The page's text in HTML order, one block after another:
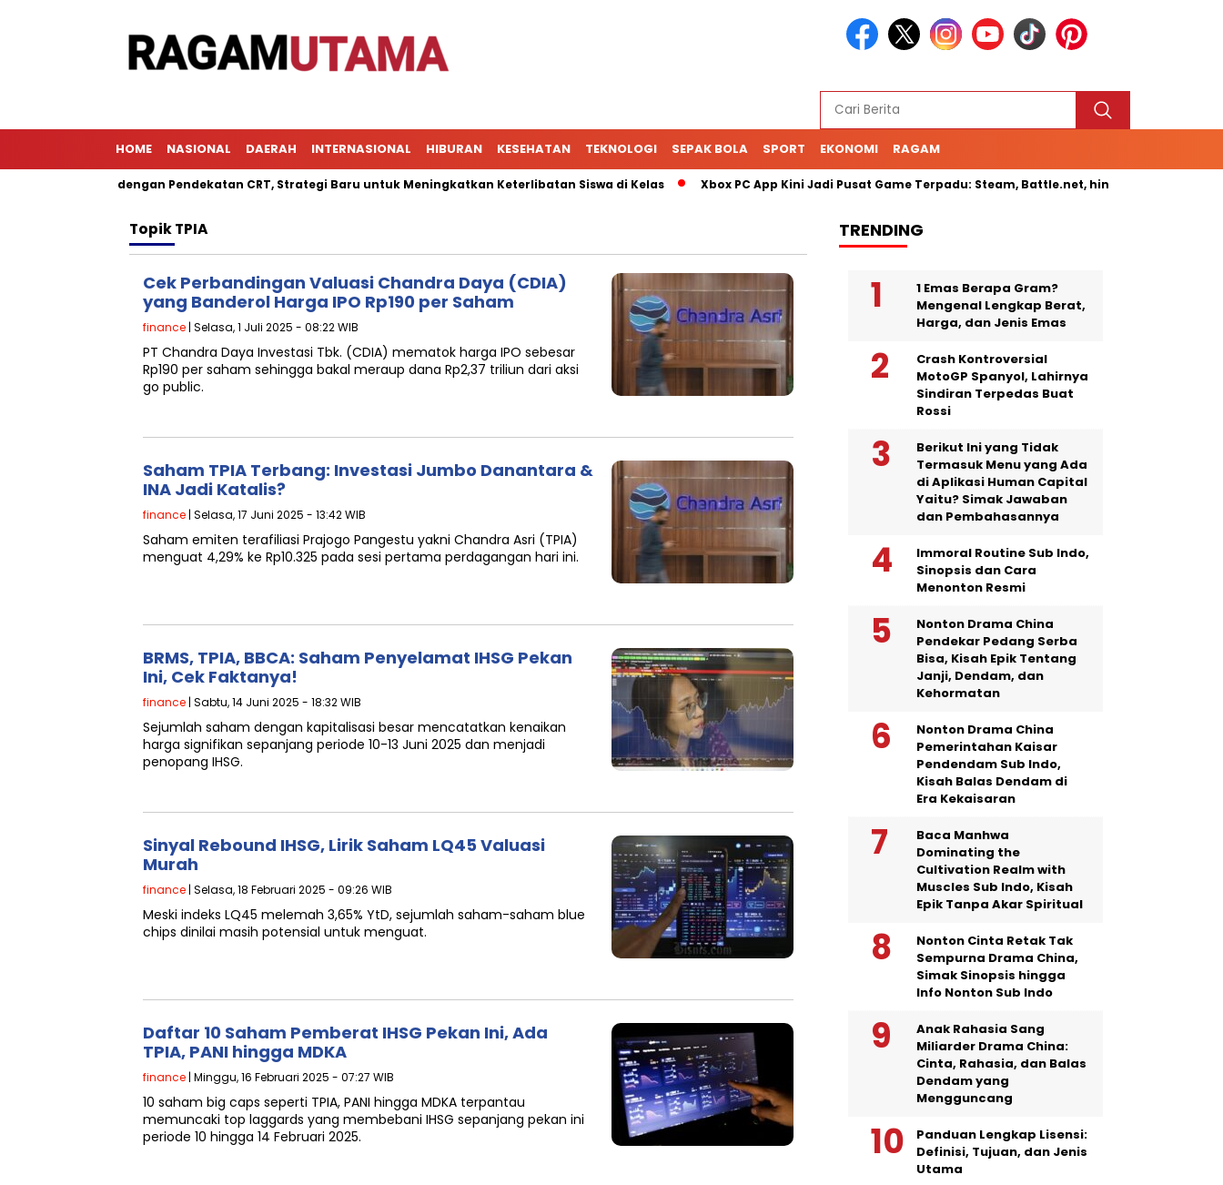
HOME NASIONAL DAERAH INTERNASIONAL HIBURAN KESEHATAN TEKNOLOGI SEPAK BOLA SPORT EKONOMI RAGAM
dengan Pendekatan CRT, Strategi Baru untuk Meningkatkan Keterlibatan Siswa di Kelas Xbox PC App Kini Jadi Pusat Game Terpadu: Steam, Battle.net, hingga Cloud Gaming
TopikTPIA
Cek Perbandingan Valuasi Chandra Daya (CDIA)
yang Banderol Harga IPO Rp190 per Saham
finance | Selasa, 1 Juli 2025 - 08:22 WIB
PT Chandra Daya Investasi Tbk. (CDIA) mematok harga IPO sebesar
Rp190 per saham sehingga bakal meraup dana Rp2,37 triliun dari aksi
go public.
Saham TPIA Terbang: Investasi Jumbo Danantara &
INA Jadi Katalis?
finance | Selasa, 17 Juni 2025 - 13:42 WIB
Saham emiten terafiliasi Prajogo Pangestu yakni Chandra Asri (TPIA)
menguat 4,29% ke Rp10.325 pada sesi pertama perdagangan hari ini.
BRMS, TPIA, BBCA: Saham Penyelamat IHSG Pekan
Ini, Cek Faktanya!
finance | Sabtu, 14 Juni 2025 - 18:32 WIB
Sejumlah saham dengan kapitalisasi besar mencatatkan kenaikan
harga signifikan sepanjang periode 10-13 Juni 2025 dan menjadi
penopang IHSG.
Sinyal Rebound IHSG, Lirik Saham LQ45 Valuasi
Murah
finance | Selasa, 18 Februari 2025 - 09:26 WIB
Meski indeks LQ45 melemah 3,65% YtD, sejumlah saham-saham blue
chips dinilai masih potensial untuk menguat.
Daftar 10 Saham Pemberat IHSG Pekan Ini, Ada
TPIA, PANI hingga MDKA
finance | Minggu, 16 Februari 2025 - 07:27 WIB
10 saham big caps seperti TPIA, PANI hingga MDKA terpantau
memuncaki top laggards yang membebani IHSG sepanjang pekan ini
periode 10 hingga 14 Februari 2025.
TRENDING
1 Emas Berapa Gram?
Mengenal Lengkap Berat,
Harga, dan Jenis Emas
Crash Kontroversial
MotoGP Spanyol, Lahirnya
Sindiran Terpedas Buat
Rossi
Berikut Ini yang Tidak
Termasuk Menu yang Ada
di Aplikasi Human Capital
Yaitu? Simak Jawaban
dan Pembahasannya
Immoral Routine Sub Indo,
Sinopsis dan Cara
Menonton Resmi
Nonton Drama China
Pendekar Pedang Serba
Bisa, Kisah Epik Tentang
Janji, Dendam, dan
Kehormatan
Nonton Drama China
Pemerintahan Kaisar
Pendendam Sub Indo,
Kisah Balas Dendam di
Era Kekaisaran
Baca Manhwa
Dominating the
Cultivation Realm with
Muscles Sub Indo, Kisah
Epik Tanpa Akar Spiritual
Nonton Cinta Retak Tak
Sempurna Drama China,
Simak Sinopsis hingga
Info Nonton Sub Indo
Anak Rahasia Sang
Miliarder Drama China:
Cinta, Rahasia, dan Balas
Dendam yang
Mengguncang
Panduan Lengkap Lisensi:
Definisi, Tujuan, dan Jenis
Utama